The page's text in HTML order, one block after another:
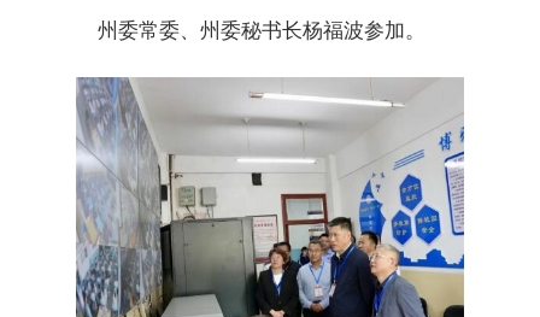
州委常委、州委秘书长杨福波参加。